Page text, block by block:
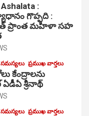
:
గొప్పది :
ప్రాంత మహిళా సహ
సమస్యలు ప్రముఖ వార్తలు
కేంద్రాల‌ను
ఏడీఏ శ్రీనాథ్
సమస్యలు ప్రముఖ వార్తలు